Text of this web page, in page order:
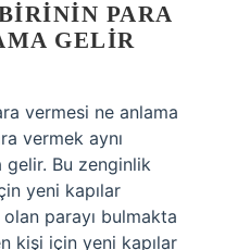
PARA
GELIR
vermesi ne anlama
vermek aynı
gelir. Bu zenginlik
yeni kapılar
olan parayı bulmakta
kişi için yeni kapılar